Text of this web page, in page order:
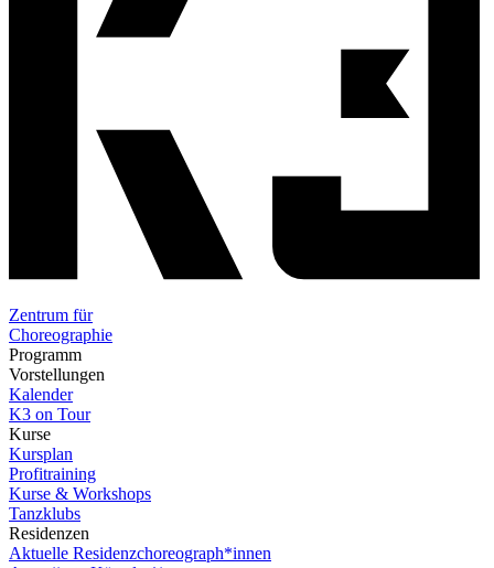
Zentrum für
Choreographie
Programm
Vorstellungen
Kalender
K3 on Tour
Kurse
Kursplan
Profitraining
Kurse & Workshops
Tanzklubs
Residenzen
Aktuelle Residenzchoreograph*innen